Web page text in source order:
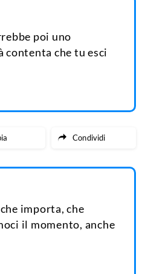
poi uno
contenta che tu esci
Condividi
importa, che
il momento, anche